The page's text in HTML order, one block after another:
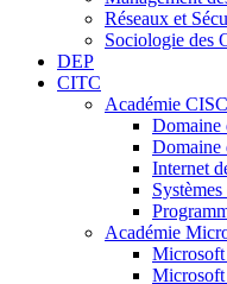
Réseaux et
Sociologie des
DEP
CITC
Académie
Domaine
Domaine
Internet
Académie